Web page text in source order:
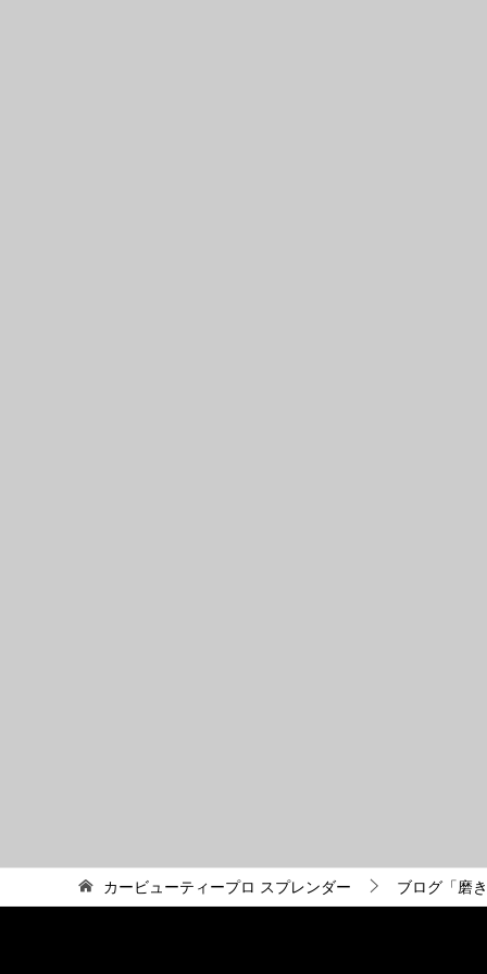
カービューティープロ スプレンダー ブログ「磨